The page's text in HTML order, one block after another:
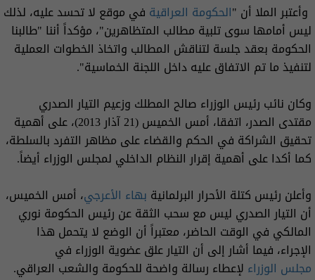
وأعتبر الملا أن "الحكومة العراقية في موقع لا تحسد عليه، لذلك
ليس أمامها سوى تلبية مطالب المتظاهرين"، مؤكداً أننا "طالبنا
الحكومة بعقد جلسة لتناقش المطالب واتخاذ الخطوات العملية
لتنفيذ ما تم الاتفاق عليه داخل اللجنة الخماسية".
وكان نائب رئيس الوزراء صالح المطلك وزعيم التيار الصدري
مقتدى الصدر، اتفقا، أمس الخميس (21 آذار 2013)، على أهمية
تحقيق الشراكة في الحكم والقضاء على مظاهر التفرد بالسلطة،
كما أكدا على أهمية إقرار النظام الداخلي لمجلس الوزراء أيضاً.
وأعلن رئيس كتلة الأحرار البرلمانية بهاء الأعرجي، أمس الخميس،
أن التيار الصدري ليس مع سحب الثقة عن رئيس الحكومة نوري
المالكي في الوقت الحاضر، معتبراً أن الوضع لا يتحمل هذا
الإجراء، فيما أشار إلى أن التيار علق عضوية الوزراء في
مجلس الوزراء لإعطاء رسالة واضحة للحكومة والشعب العراقي.